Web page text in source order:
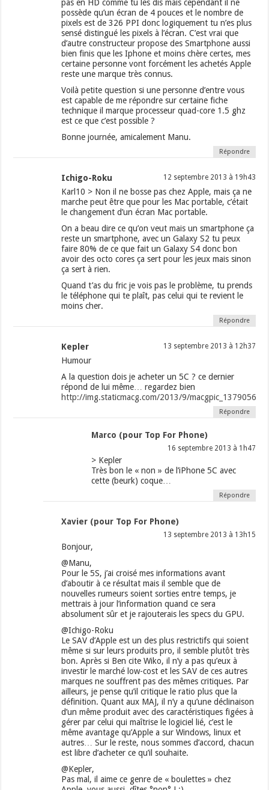
pas en HD comme tu les dis mais cependant il ne
possède qu’un écran de 4 pouces et le nombre de
pixels est de 326 PPI donc logiquement tu n’es plus
sensé distingué les pixels à l’écran. C’est vrai que
d’autre constructeur propose des Smartphone aussi
bien finis que les Iphone et moins chère certes, mes
certaine personne vont forcément les achetés Apple
reste une marque très connus.
Voilà petite question si une personne d’entre vous
est capable de me répondre sur certaine fiche
technique il marque processeur quad-core 1.5 ghz
est ce que c’est possible ?
Bonne journée, amicalement Manu.
Répondre
Ichigo-Roku 12 septembre 2013 à 19h43
Karl10 > Non il ne bosse pas chez Apple, mais ça ne
marche peut être que pour les Mac portable, c’était
le changement d’un écran Mac portable.
On a beau dire ce qu’on veut mais un smartphone ça
reste un smartphone, avec un Galaxy S2 tu peux
faire 80% de ce que fait un Galaxy S4 donc bon
avoir des octo cores ça sert pour les jeux mais sinon
ça sert à rien.
Quand t’as du fric je vois pas le problème, tu prends
le téléphone qui te plaît, pas celui qui te revient le
moins cher.
Répondre
Kepler 13 septembre 2013 à 12h37
Humour
A la question dois je acheter un 5C ? ce dernier
répond de lui même… regardez bien
http://img.staticmacg.com/2013/9/
Répondre
Marco (pour Top For Phone)
16 septembre 2013 à 1h47
> Kepler
Très bon le « non » de l’iPhone 5C avec
cette (beurk) coque…
Répondre
Xavier (pour Top For Phone)
13 septembre 2013 à 13h15
Bonjour,
@Manu,
Pour le 5S, j’ai croisé mes informations avant
d’aboutir à ce résultat mais il semble que de
nouvelles rumeurs soient sorties entre temps, je
mettrais à jour l’information quand ce sera
absolument sûr et je rajouterais les specs du GPU.
@Ichigo-Roku
Le SAV d’Apple est un des plus restrictifs qui soient
même si sur leurs produits pro, il semble plutôt très
bon. Après si Ben cite Wiko, il n’y a pas qu’eux à
investir le marché low-cost et les SAV de ces autres
marques ne souffrent pas des mêmes critiques. Par
ailleurs, je pense qu’il critique le ratio plus que la
définition. Quant aux MAJ, il n’y a qu’une déclinaison
d’un même produit avec des caractéristiques figées à
gérer par celui qui maîtrise le logiciel lié, c’est le
même avantage qu’Apple a sur Windows, linux et
autres… Sur le reste, nous sommes d’accord, chacun
est libre d’acheter ce qu’il souhaite.
@Kepler,
Pas mal, il aime ce genre de « boulettes » chez